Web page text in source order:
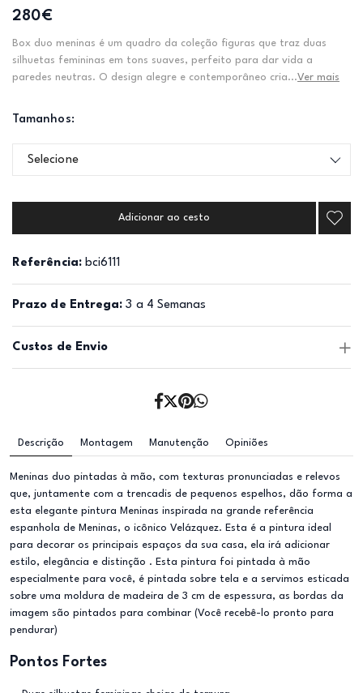
280€
Box duo meninas é um quadro da coleção figuras que traz duas
silhuetas femininas em tons suaves, perfeito para dar vida a
paredes neutras. O design alegre e contemporâneo cria...Ver mais
Tamanhos:
Selecione
Adicionar ao cesto
Referência: bci6111
Prazo de Entrega: 3 a 4 Semanas
Custos de Envio
Descrição Montagem Manutenção Opiniões
Meninas duo pintadas à mão, com texturas pronunciadas e relevos
que, juntamente com a trencadis de pequenos espelhos, dão forma a
esta elegante pintura Meninas inspirada na grande referência
espanhola de Meninas, o icônico Velázquez. Esta é a pintura ideal
para decorar os principais espaços da sua casa, ela irá adicionar
estilo, elegância e distinção . Esta pintura foi pintada à mão
especialmente para você, é pintada sobre tela e a servimos esticada
sobre uma moldura de madeira de 3 cm de espessura, as bordas da
imagem são pintados para combinar (Você recebê-lo pronto para
pendurar)
Pontos Fortes